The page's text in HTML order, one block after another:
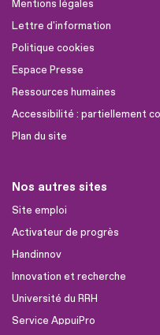
Mentions légales
Lettre d'information
Politique cookies
Espace Presse
Ressources humaines
Accessibilité : partiellement
Plan du site
Nos autres sites
Site emploi
Activateur de progrès
Handinnov
Innovation et recherche
Université du RRH
Service AppuiPro